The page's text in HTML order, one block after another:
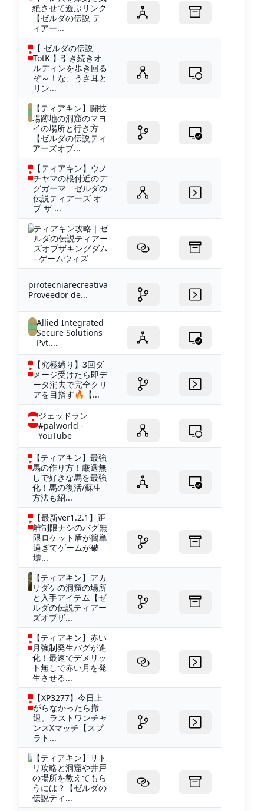
絶させて遊ぶリンク
【ゼルダの伝説 テ
ィアー...
【 ゼルダの伝説
TotK 】引き続きオ
ルディンを歩き回る
ぞ～！な、うさ耳と
リン...
【ティアキン】闘技
場跡地の洞窟のマヨ
イの場所と行き方
【ゼルダの伝説ティ
アーズオブ...
【ティアキン】ウノ
チヤマの根付近のデ
グガーマ ゼルダの
伝説ティアーズ オ
ブ ザ ...
ティアキン攻略｜ゼ
ルダの伝説ティアー
ズオブザキングダム
- ゲームウィズ
pirotecniarecreativa
Proveedor de...
Allied Integrated
Secure Solutions
Pvt....
【究極縛り】3回ダ
メージ受けたら即デ
ータ消去で完全クリ
アを目指す🔥【...
ジェッドラン
#palworld -
YouTube
【ティアキン】最強
馬の作り方！厳選無
しで好きな馬を最強
化！馬の復活/蘇生
方法も紹...
【最新ver1.2.1】距
離制限ナシのバグ無
限ロケット盾が簡単
過ぎてゲームが破
壊...
【ティアキン】アカ
リダケの洞窟の場所
と入手アイテム【ゼ
ルダの伝説ティアー
ズオブザ...
【ティアキン】赤い
月強制発生バグが進
化！最速でデメリッ
ト無しで赤い月を発
生させる...
【XP3277】今日上
がらなかったら撤
退。ラストワンチャ
ンスXマッチ【スプ
ラト...
【ティアキン】サト
リ攻略と洞窟や井戸
の場所を教えてもら
うには？【ゼルダの
伝説ティ...